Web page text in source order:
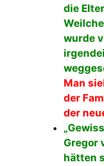
die
wurde
Man
der
der
Gregor
hätten